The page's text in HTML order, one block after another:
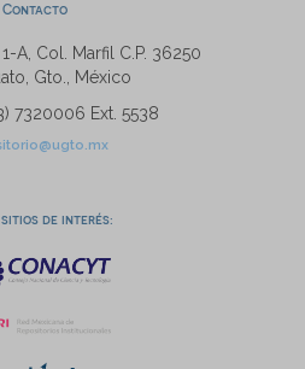
Contacto
A, Col. Marfil C.P. 36250
Gto., México
7320006 Ext. 5538
de interés: